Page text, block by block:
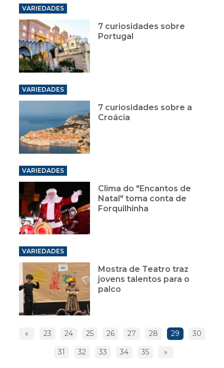
VARIEDADES
7 curiosidades sobre
Portugal
VARIEDADES
7 curiosidades sobre a
Croácia
VARIEDADES
Clima do "Encantos de
Natal" toma conta de
Forquilhinha
VARIEDADES
Mostra de Teatro traz
jovens talentos para o
palco
« 23 24 25 26 27 28 29 30
31 32 33 34 35 »